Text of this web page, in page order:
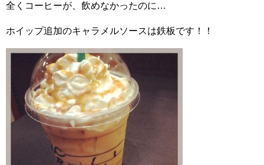
全くコーヒーが、飲めなかったのに…
ホイップ追加のキャラメルソースは鉄板です！！